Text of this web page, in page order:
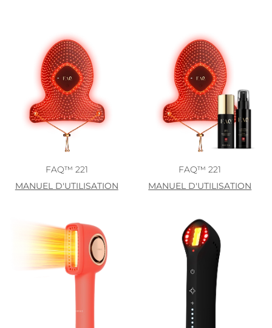
FAQ™ 221
MANUEL D'UTILISATION
FAQ™ 221
MANUEL D'UTILISATION